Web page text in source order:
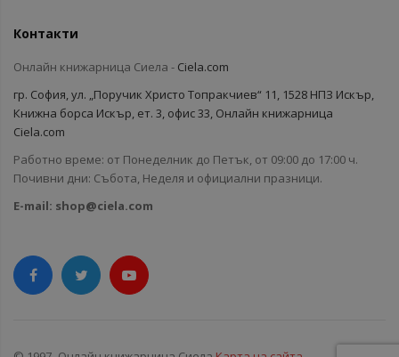
Контакти
Онлайн книжарница Сиела - Ciela.com
гр. София, ул. „Поручик Христо Топракчиев“ 11, 1528 НПЗ Искър,
Книжна борса Искър, ет. 3, офис 33, Онлайн книжарница
Ciela.com
Работно време: от Понеделник до Петък, от 09:00 до 17:00 ч.
Почивни дни: Събота, Неделя и официални празници.
E-mail: shop@ciela.com